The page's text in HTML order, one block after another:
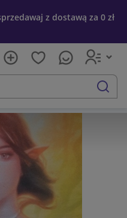
z dostawą za 0 zł
szukaj